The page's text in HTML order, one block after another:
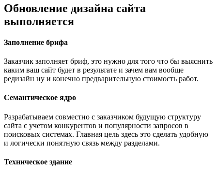
Обновление дизайна сайта
выполняется
Заполнение брифа
Заказчик заполняет бриф, это нужно для того что бы выяснить
каким ваш сайт будет в результате и зачем вам вообще
редизайн ну и конечно предварительную стоимость работ.
Семантическое ядро
Разрабатываем совместно с заказчиком будущую структуру
сайта с учетом конкурентов и популярности запросов в
поисковых системах. Главная цель здесь это сделать удобную
и логически понятную связь между разделами.
Техническое здание